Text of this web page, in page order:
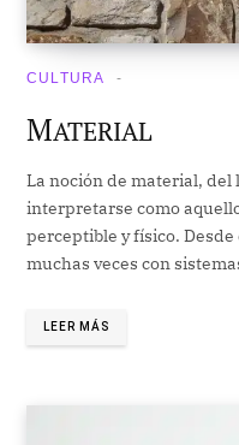
CULTURA
MATERIAL
La noción de material,
interpretarse como
perceptible y físico.
muchas veces con
LEER MÁS